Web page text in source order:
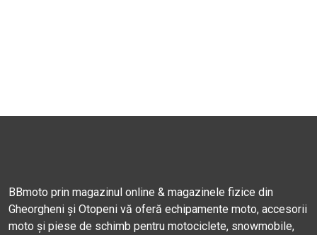
BBmoto prin magazinul online & magazinele fizice din
Gheorgheni și Otopeni vă oferă echipamente moto, accesorii
moto și piese de schimb pentru motociclete, snowmobile,